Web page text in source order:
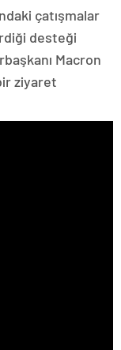
çatışmalar
desteği
Macron
ziyaret